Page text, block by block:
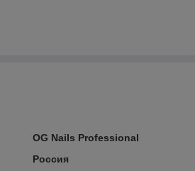
OG Nails Professional
Россия